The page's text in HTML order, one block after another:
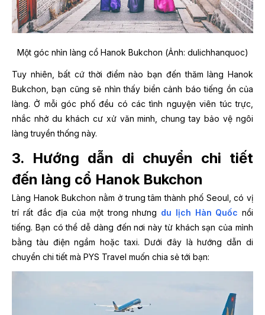
Một góc nhìn làng cổ Hanok Bukchon (Ảnh: dulichhanquoc)
Tuy nhiên, bất cứ thời điểm nào bạn đến thăm làng Hanok
Bukchon, bạn cũng sẽ nhìn thấy biển cảnh báo tiếng ồn của
làng. Ở mỗi góc phố đều có các tình nguyện viên túc trực,
nhắc nhở du khách cư xử văn minh, chung tay bảo vệ ngôi
làng truyền thống này.
3. Hướng dẫn di chuyển chi tiết
đến làng cổ Hanok Bukchon
Làng Hanok Bukchon nằm ở trung tâm thành phố Seoul, có vị
trí rất đắc địa của một trong nhưng du lịch Hàn Quốc nổi
tiếng. Bạn có thể dễ dàng đến nơi này từ khách sạn của mình
bằng tàu điện ngầm hoặc taxi. Dưới đây là hướng dẫn di
chuyển chi tiết mà PYS Travel muốn chia sẻ tới bạn: